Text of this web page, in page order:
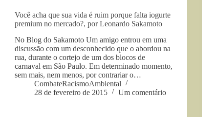
Você acha que sua vida é ruim porque falta iogurte
premium no mercado?, por Leonardo Sakamoto
No Blog do Sakamoto Um amigo entrou em uma
discussão com um desconhecido que o abordou na
rua, durante o cortejo de um dos blocos de
carnaval em São Paulo. Em determinado momento,
sem mais, nem menos, por contrariar o…
CombateRacismoAmbiental
28 de fevereiro de 2015
Um comentário